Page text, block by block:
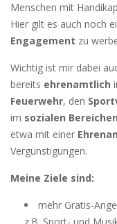
Menschen mit
Hier gilt es auch noch
Engagement zu
Wichtig ist mir dabei
bereits ehrenamtlich
Feuerwehr, den
im sozialen Bereichen
etwa mit einer
Vergünstigungen.
Meine Ziele sind:
mehr Gratis-